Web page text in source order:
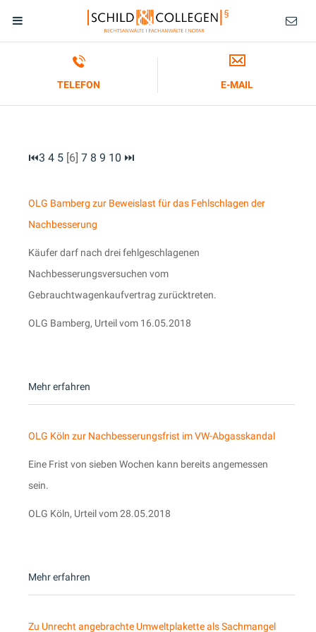
TELEFON E-MAIL
⏮3 4 5 [6] 7 8 9 10 ⏭
OLG Bamberg zur Beweislast für das Fehlschlagen der
Nachbesserung
Käufer darf nach drei fehlgeschlagenen
Nachbesserungsversuchen vom
Gebrauchtwagenkaufvertrag zurücktreten.
OLG Bamberg, Urteil vom 16.05.2018
Mehr erfahren
OLG Köln zur Nachbesserungsfrist im VW-Abgasskandal
Eine Frist von sieben Wochen kann bereits angemessen
sein.
OLG Köln, Urteil vom 28.05.2018
Mehr erfahren
Zu Unrecht angebrachte Umweltplakette als Sachmangel